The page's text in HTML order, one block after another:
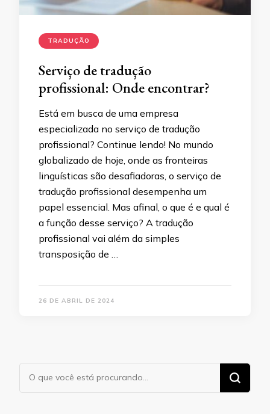
TRADUÇÃO
Serviço de tradução
profissional: Onde encontrar?
Está em busca de uma empresa
especializada no serviço de tradução
profissional? Continue lendo! No mundo
globalizado de hoje, onde as fronteiras
linguísticas são desafiadoras, o serviço de
tradução profissional desempenha um
papel essencial. Mas afinal, o que é e qual é
a função desse serviço? A tradução
profissional vai além da simples
transposição de …
26 DE ABRIL DE 2024